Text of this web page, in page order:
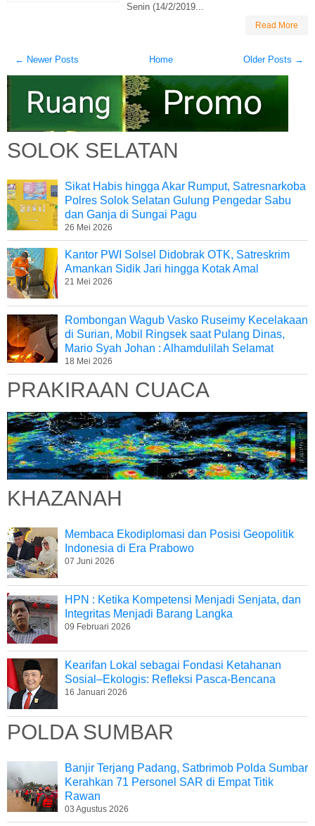
Senin (14/2/2019...
Read More
← Newer Posts Older Posts →
Home
SOLOK SELATAN
Sikat Habis hingga Akar Rumput, Satresnarkoba
Polres Solok Selatan Gulung Pengedar Sabu
dan Ganja di Sungai Pagu
26 Mei 2026
Kantor PWI Solsel Didobrak OTK, Satreskrim
Amankan Sidik Jari hingga Kotak Amal
21 Mei 2026
Rombongan Wagub Vasko Ruseimy Kecelakaan
di Surian, Mobil Ringsek saat Pulang Dinas,
Mario Syah Johan : Alhamdulilah Selamat
18 Mei 2026
PRAKIRAAN CUACA
KHAZANAH
Membaca Ekodiplomasi dan Posisi Geopolitik
Indonesia di Era Prabowo
07 Juni 2026
HPN : Ketika Kompetensi Menjadi Senjata, dan
Integritas Menjadi Barang Langka
09 Februari 2026
Kearifan Lokal sebagai Fondasi Ketahanan
Sosial–Ekologis: Refleksi Pasca-Bencana
16 Januari 2026
POLDA SUMBAR
Banjir Terjang Padang, Satbrimob Polda Sumbar
Kerahkan 71 Personel SAR di Empat Titik
Rawan
03 Agustus 2026